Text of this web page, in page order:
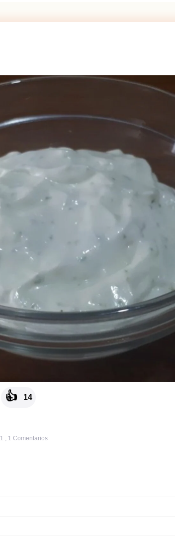
👍 14
1 Comentarios